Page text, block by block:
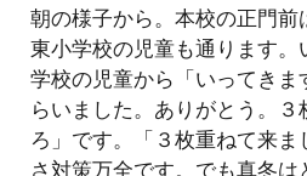
朝の様子から。本校の正門前
東小学校の児童も通ります
学校の児童から「いってきま
らいました。ありがとう。３
ろ」です。「３枚重ねて来
さ対策万全です。でも真冬